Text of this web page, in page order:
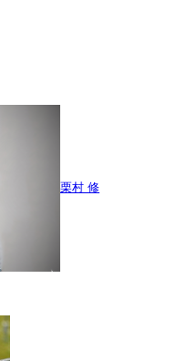
栗村 修